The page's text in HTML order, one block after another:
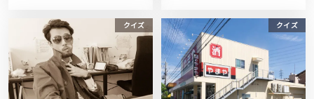
クイズ クイズ